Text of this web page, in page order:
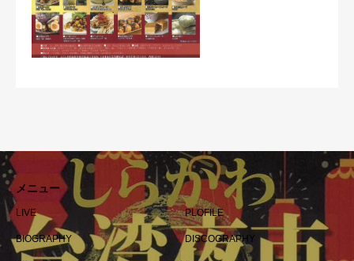
メニュー
LIVE PLOFILE
BIOGRAPHY DISCOGRAPHY